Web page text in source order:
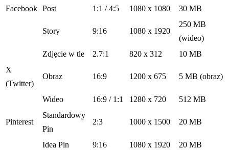
Facebook Post 1:1 / 4:5 1080 x 1080 30 MB
Story 9:16 1080 x 1920
250 MB
(wideo)
Zdjęcie w tle
2.7:1 820 x 312
10 MB
X
(Twitter)
Obraz 16:9 1200 x 675 5 MB (obraz)
Wideo 16:9 / 1:1 1280 x 720 512 MB
Pinterest
Standardowy
Pin
2:3 1000 x 1500 20 MB
Idea Pin 9:16 1080 x 1920 20 MB